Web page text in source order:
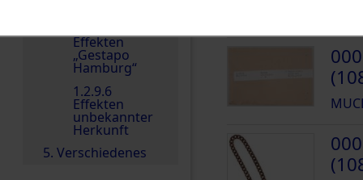
Effekten
„Gestapo
Hamburg“
1.2.9.6
Effekten
unbekannter
Herkunft
5. Verschiedenes